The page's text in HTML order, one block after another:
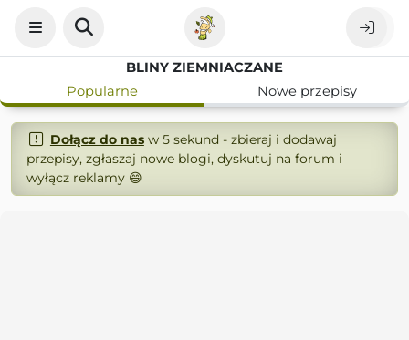
BLINY ZIEMNIACZANE
Popularne
Nowe przepisy
Dołącz do nasw 5 sekund - zbieraj i dodawaj
przepisy, zgłaszaj nowe blogi, dyskutuj na forum i
wyłącz reklamy 😄